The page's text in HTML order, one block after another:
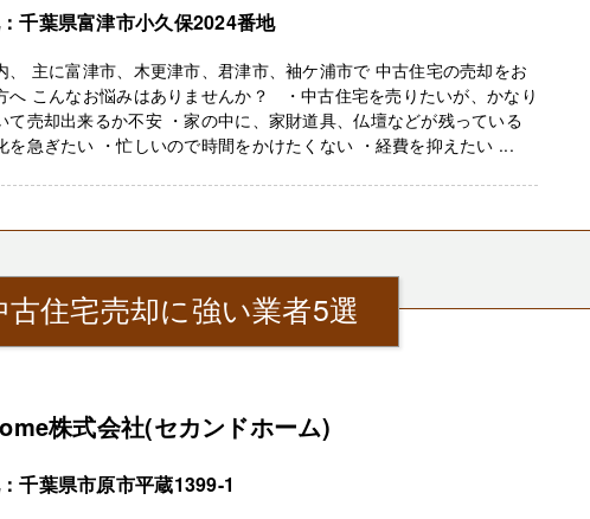
千葉県富津市小久保2024番地
、 主に富津市、木更津市、君津市、袖ケ浦市で 中古住宅の売却をお
へ こんなお悩みはありませんか？ ・中古住宅を売りたいが、かなり
て売却出来るか不安 ・家の中に、家財道具、仏壇などが残っている
を急ぎたい ・忙しいので時間をかけたくない ・経費を抑えたい ...
住宅売却に強い業者5選
株式会社(セカンドホーム)
千葉県市原市平蔵1399-1